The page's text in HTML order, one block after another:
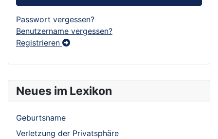
Neues im Lexikon
Geburtsname
Verletzung der Privatsphäre
Passwort vergessen?
Benutzername vergessen?
Registrieren